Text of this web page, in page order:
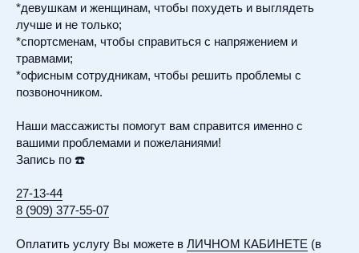
*девушкам и женщинам, чтобы похудеть и выглядеть
лучше и не только;
*спортсменам, чтобы справиться с напряжением и
травмами;
*офисным сотрудникам, чтобы решить проблемы с
позвоночником.
Наши массажисты помогут вам справится именно с
вашими проблемами и пожеланиями!
Запись по ☎️
27-13-44
8 (909) 377-55-07
Оплатить услугу Вы можете в ЛИЧНОМ КАБИНЕТЕ (в